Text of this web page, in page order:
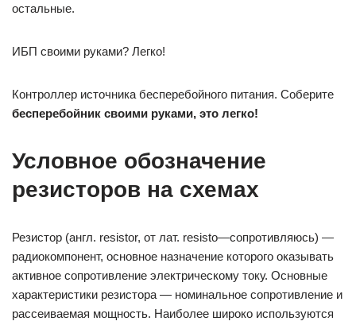
остальные.
ИБП своими руками? Легко!
Контроллер источника бесперебойного питания. Соберите
бесперебойник своими руками, это легко!
Условное обозначение
резисторов на схемах
Резистор (англ. resistor, от лат. resisto—сопротивляюсь) —
радиокомпонент, основное назначение которого оказывать
активное сопротивление электрическому току. Основные
характеристики резистора — номинальное сопротивление и
рассеиваемая мощность. Наиболее широко используются